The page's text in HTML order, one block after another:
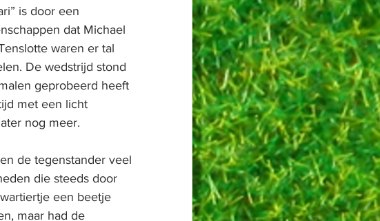
is door een
dat Michael
waren er tal
De wedstrijd stond
geprobeerd heeft
met een licht
nog meer.
de tegenstander veel
die steeds door
een beetje
maar had de